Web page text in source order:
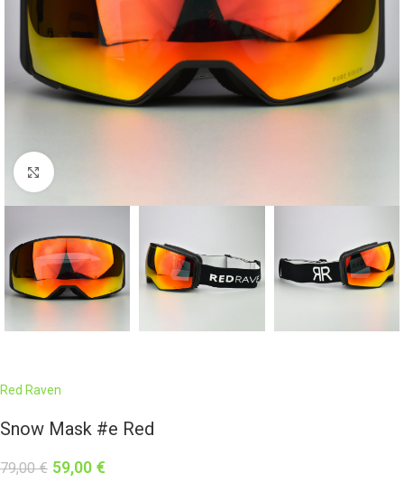
Click to enlarge
Red Raven
Snow Mask #e Red
79,00€ 59,00 €